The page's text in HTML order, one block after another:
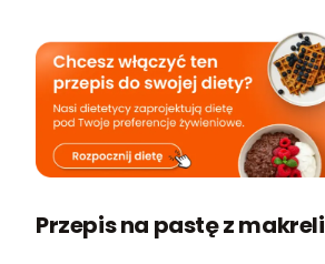
Przepis na pastę z